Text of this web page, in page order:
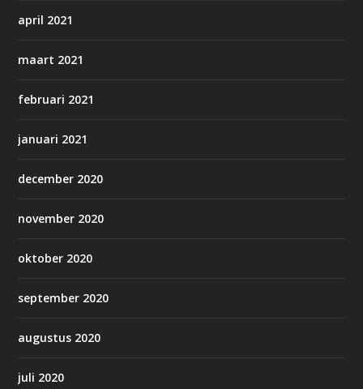
april 2021
maart 2021
februari 2021
januari 2021
december 2020
november 2020
oktober 2020
september 2020
augustus 2020
juli 2020